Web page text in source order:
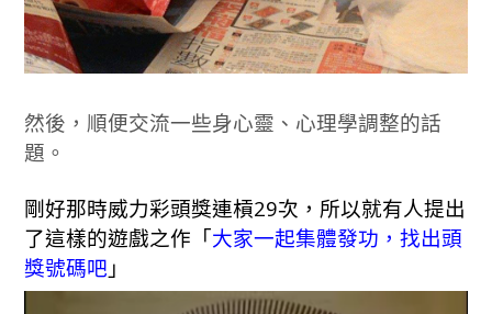
然後，順便交流一些身心靈、心理學調整的話
題。
剛好那時威力彩頭獎連槓29次，所以就有人提出
了這樣的遊戲之作「大家一起集體發功，找出頭
獎號碼吧 」